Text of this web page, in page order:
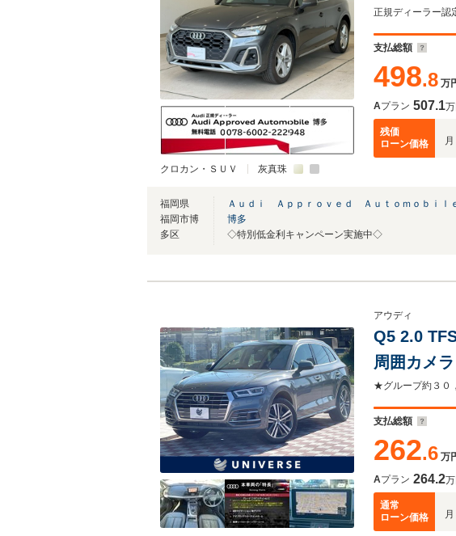
クロカン・ＳＵＶ 灰真珠
フォート
ド&ホール
支払総額
498.8 万
Aプラン 507.1
残価
ローン価格
福岡県
福岡市博
多区
Ａｕｄｉ Ａｐｐｒｏｖｅｄ Ａｕｔｏｍｏｂｉｌ
博多
◇特別低金利キャンペーン実施中◇
アウディ
Q5 2.0
周囲カメ
パワーシ
チアルミ
支払総額
262.6 万
Aプラン 264.2
通常
ローン価格